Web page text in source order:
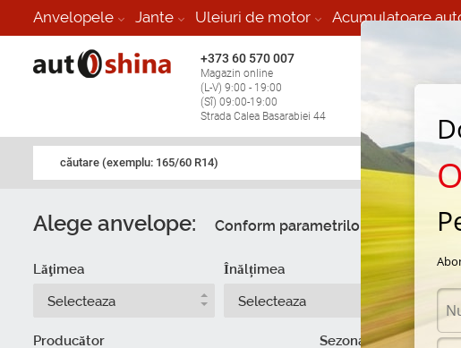
Anvelopele Jante Uleiuri de motor Acumulatoare
+373 60 570 007
Magazin online
(L-V) 9:00 - 19:00
(Sî) 09:00-19:00
Strada Calea Basarabiei 44
stop în toate
căutare (exemplu: 165/60 R14)
Alege anvelope: Conform parametrilor Dupa
Lăţimea
Selecteaza
Înălțimea
Selecteaza
Producător
Sezonalitate